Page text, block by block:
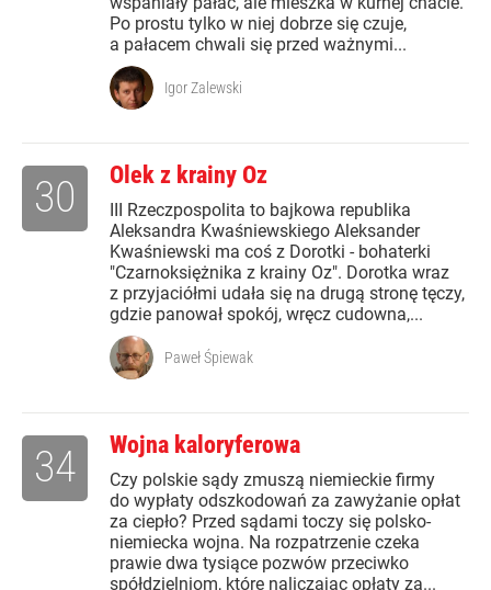
Po prostu tylko w niej dobrze się czuje,
a pałacem chwali się przed ważnymi...
Igor Zalewski
Olek z krainy Oz
III Rzeczpospolita to bajkowa republika
Aleksandra Kwaśniewskiego Aleksander
Kwaśniewski ma coś z Dorotki - bohaterki
"Czarnoksiężnika z krainy Oz". Dorotka wraz
z przyjaciółmi udała się na drugą stronę tęczy,
gdzie panował spokój, wręcz cudowna,...
30
Paweł Śpiewak
Wojna kaloryferowa
Czy polskie sądy zmuszą niemieckie firmy
do wypłaty odszkodowań za zawyżanie opłat
za ciepło? Przed sądami toczy się polsko-
niemiecka wojna. Na rozpatrzenie czeka
prawie dwa tysiące pozwów przeciwko
spółdzielniom, które naliczając opłaty za...
34